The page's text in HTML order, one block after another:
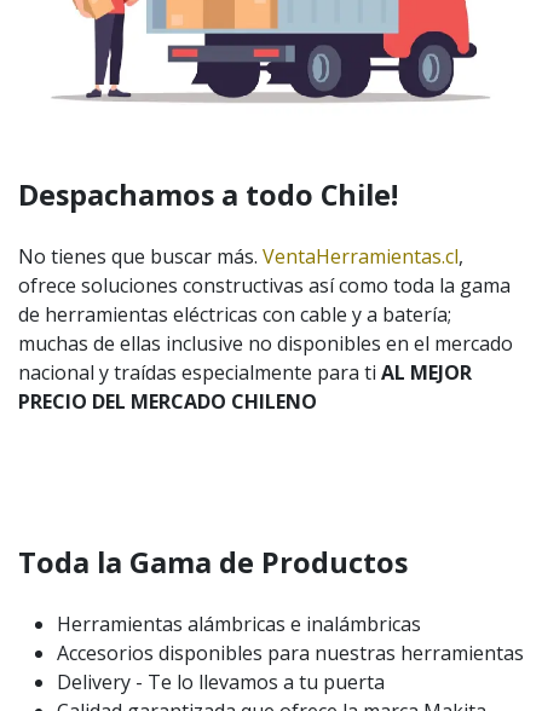
Despachamos a todo Chile!
No tienes que buscar más. VentaHerramientas.cl,
ofrece soluciones constructivas así como toda la gama
de herramientas eléctricas con cable y a batería;
muchas de ellas inclusive no disponibles en el mercado
nacional y traídas especialmente para ti AL MEJOR
PRECIO DEL MERCADO CHILENO
Toda la Gama de Productos
Herramientas alámbricas e inalámbricas
Accesorios disponibles para nuestras herramientas
Delivery - Te lo llevamos a tu puerta